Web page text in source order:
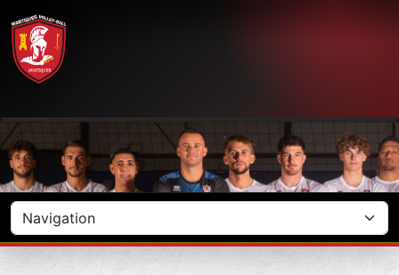
Panneau de gestion des cookies